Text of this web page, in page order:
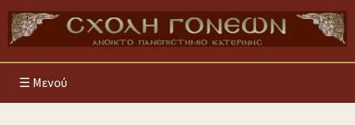
Μενού